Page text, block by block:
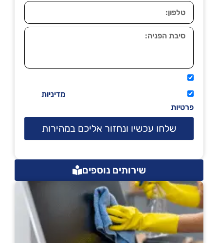
מדיניות
פרטיות
שלחו עכשיו ונחזור אליכם במהירות
שירותים נוספים